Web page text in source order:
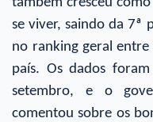
se viver, saindo da 7ª
no ranking geral entre
país. Os dados
setembro, e o
comentou sobre os